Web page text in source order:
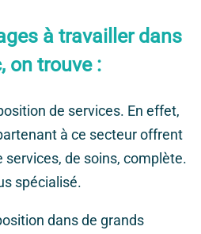
à travailler dans
on trouve :
de services. En effet,
à ce secteur offrent
de soins, complète.
spécialisé.
dans de grands